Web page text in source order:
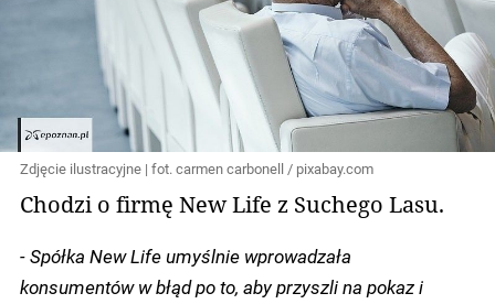
Zdjęcie ilustracyjne | fot. carmen carbonell / pixabay.com
Chodzi o firmę New Life z Suchego Lasu.
- Spółka New Life umyślnie wprowadzała
konsumentów w błąd po to, aby przyszli na pokaz i